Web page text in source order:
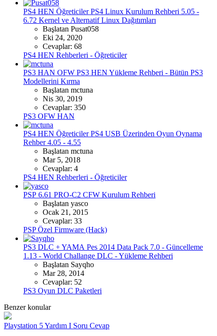
PS4 HEN Öğreticiler PS4 Linux Kurulum Rehberi 5.05 -
6.72 Kernel ve Alternatif Linux Dağıtımları
Başlatan Pusat058
Eki 24, 2020
Cevaplar: 68
PS4 HEN Rehberleri - Öğreticiler
PS3 HAN OFW PS3 HEN Yükleme Rehberi - Bütün PS3
Modellerini Kırma
Başlatan mctuna
Nis 30, 2019
Cevaplar: 350
PS3 OFW HAN
PS4 HEN Öğreticiler PS4 USB Üzerinden Oyun Oynama
Rehber 4.05 - 4.55
Başlatan mctuna
Mar 5, 2018
Cevaplar: 4
PS4 HEN Rehberleri - Öğreticiler
PSP 6.61 PRO-C2 CFW Kurulum Rehberi
Başlatan yasco
Ocak 21, 2015
Cevaplar: 33
PSP Özel Firmware (Hack)
PS3 DLC + YAMA Pes 2014 Data Pack 7.0 - Güncelleme
1.13 - World Challange DLC - Yükleme Rehberi
Başlatan Sayqho
Mar 28, 2014
Cevaplar: 52
PS3 Oyun DLC Paketleri
Benzer konular
Playstation 5 Yardım I Soru Cevap